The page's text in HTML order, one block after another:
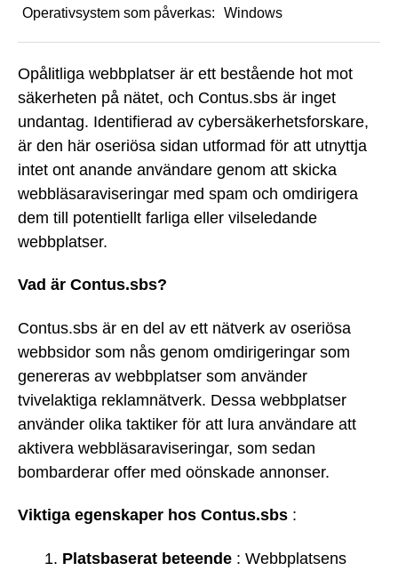
Operativsystem som påverkas:
Windows
Opålitliga webbplatser är ett bestående hot mot
säkerheten på nätet, och Contus.sbs är inget
undantag. Identifierad av cybersäkerhetsforskare,
är den här oseriösa sidan utformad för att utnyttja
intet ont anande användare genom att skicka
webbläsaraviseringar med spam och omdirigera
dem till potentiellt farliga eller vilseledande
webbplatser.
Vad är Contus.sbs?
Contus.sbs är en del av ett nätverk av oseriösa
webbsidor som nås genom omdirigeringar som
genereras av webbplatser som använder
tvivelaktiga reklamnätverk. Dessa webbplatser
använder olika taktiker för att lura användare att
aktivera webbläsaraviseringar, som sedan
bombarderar offer med oönskade annonser.
Viktiga egenskaper hos Contus.sbs :
Platsbaserat beteende : Webbplatsens